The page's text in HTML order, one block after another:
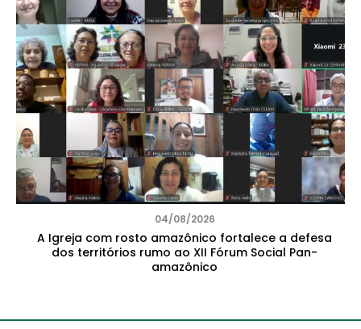
04/08/2026
A Igreja com rosto amazônico fortalece a defesa
dos territórios rumo ao XII Fórum Social Pan-
amazônico